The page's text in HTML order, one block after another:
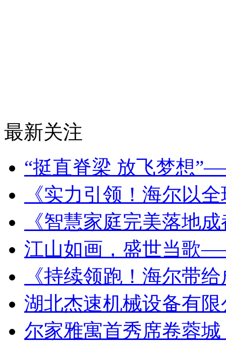
最新关注
“挺直脊梁 放飞梦想
《实力引领！海尔以
《智慧家庭完美落地
江山如画，盛世当歌
《持续领跑！海尔带
湖北杰速机械设备有限
尔家雅寓首秀席卷蓉